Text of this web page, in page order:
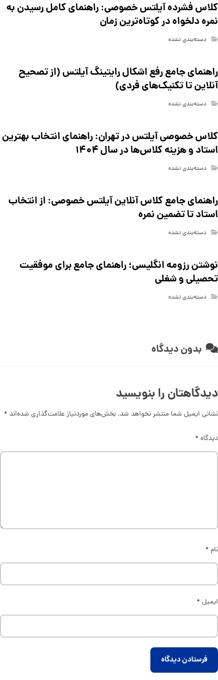
کلاس فشرده آیلتس خصوصی: راهنمای کامل رسیدن به
نمره دلخواه در کوتاه‌ترین زمان
دسته‌بندی نشده
راهنمای جامع رفع اشکال رایتینگ آیلتس (از تصحیح
آنلاین تا تکنیک‌های فردی)
دسته‌بندی نشده
کلاس خصوصی آیلتس در تهران: راهنمای انتخاب بهترین
استاد و هزینه کلاس‌ها در سال ۱۴۰۴
دسته‌بندی نشده
راهنمای جامع کلاس آنلاین آیلتس خصوصی: از انتخاب
استاد تا تضمین نمره
دسته‌بندی نشده
نوشتن رزومه انگلیسی؛ راهنمای جامع برای موفقیت
تحصیلی و شغلی
دسته‌بندی نشده
بدون دیدگاه
دیدگاهتان را بنویسید
نشانی ایمیل شما منتشر نخواهد شد. بخش‌های موردنیاز علامت‌گذاری شده‌اند *
دیدگاه*
نام*
ایمیل*
فرستادن دیدگاه